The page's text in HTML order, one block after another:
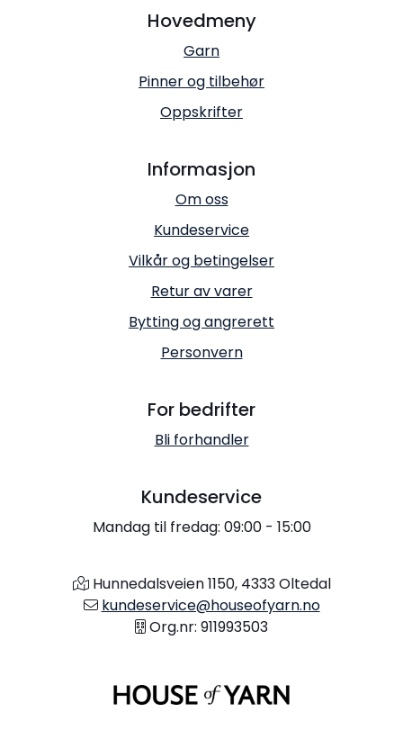
Hovedmeny
Garn
Pinner og tilbehør
Oppskrifter
Informasjon
Om oss
Kundeservice
Vilkår og betingelser
Retur av varer
Bytting og angrerett
Personvern
For bedrifter
Bli forhandler
Kundeservice
Mandag til fredag: 09:00 - 15:00
Hunnedalsveien 1150, 4333 Oltedal
kundeservice@houseofyarn.no
Org.nr: 911993503